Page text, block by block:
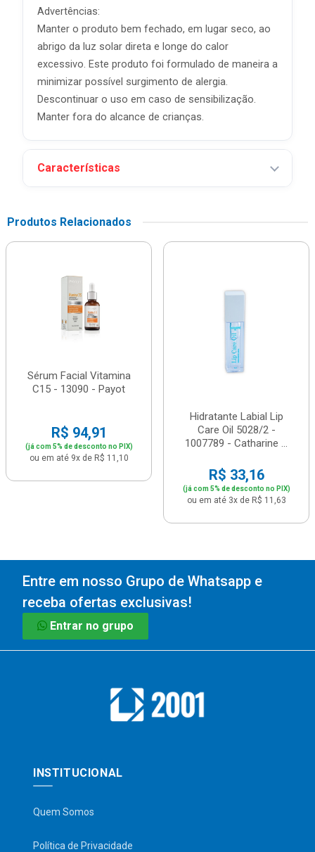
Advertências:
Manter o produto bem fechado, em lugar seco, ao
abrigo da luz solar direta e longe do calor
excessivo. Este produto foi formulado de maneira a
minimizar possível surgimento de alergia.
Descontinuar o uso em caso de sensibilização.
Manter fora do alcance de crianças.
Características
Produtos Relacionados
Sérum Facial Vitamina
C15 - 13090 - Payot
R$ 94,91
(já com 5% de desconto no PIX)
ou em até 9x de R$ 11,10
Hidratante Labial Lip
Care Oil 5028/2 -
1007789 - Catharine ...
R$ 33,16
(já com 5% de desconto no PIX)
ou em até 3x de R$ 11,63
Entre em nosso Grupo de Whatsapp e
receba ofertas exclusivas!
Entrar no grupo
INSTITUCIONAL
Quem Somos
Política de Privacidade